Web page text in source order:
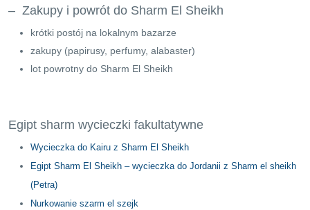
– Zakupy i powrót do Sharm El Sheikh
krótki postój na lokalnym bazarze
zakupy (papirusy, perfumy, alabaster)
lot powrotny do Sharm El Sheikh
Egipt sharm wycieczki fakultatywne
Wycieczka do Kairu z Sharm El Sheikh
Egipt Sharm El Sheikh – wycieczka do Jordanii z Sharm el sheikh
(Petra)
Nurkowanie szarm el szejk